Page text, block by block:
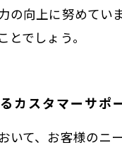
の向上に努めてい
でしょう。
カスタマーサポ
いて、お客様のニ